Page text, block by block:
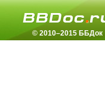
© 2010–2015 ББДок